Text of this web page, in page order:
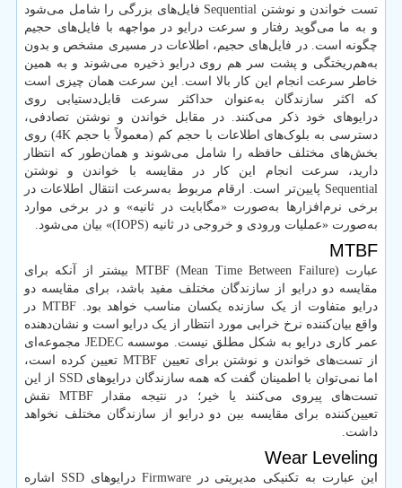
تست خواندن و نوشتن Sequential فایل‌های بزرگی را شامل می‌شود
و به ما می‌گوید رفتار و سرعت درایو در مواجهه با فایل‌های حجیم
چگونه است. در فایل‌های حجیم، اطلاعات در مسیری مشخص و بدون
به‌هم‌ریختگی و پشت سر هم روی درایو ذخیره می‌شوند و به همین
خاطر سرعت انجام این کار بالا است. این سرعت همان چیزی است
که اکثر سازندگان به‌عنوان حداکثر سرعت قابل‌دستیابی روی
درایوهای خود ذکر می‌کنند. در مقابل خواندن و نوشتن تصادفی،
دسترسی به بلوک‌های اطلاعات با حجم کم (معمولاً با حجم 4K) روی
بخش‌های مختلف حافظه را شامل می‌شوند و همان‌طور که انتظار
دارید، سرعت انجام این کار در مقایسه با خواندن و نوشتن
Sequential پایین‌تر است. ارقام مربوط به‌سرعت انتقال اطلاعات در
برخی نرم‌افزارها به‌صورت «مگابایت در ثانیه» و در برخی موارد
به‌صورت «عملیات ورودی و خروجی در ثانیه (IOPS)» بیان می‌شود.
MTBF
عبارت (MTBF (Mean Time Between Failure بیشتر از آنکه برای
مقایسه دو درایو از سازندگان مختلف مفید باشد، برای مقایسه دو
درایو متفاوت از یک سازنده یکسان مناسب خواهد بود. MTBF در
واقع بیان‌کننده نرخ خرابی مورد انتظار از یک درایو است و نشان‌دهنده
عمر کاری درایو به شکل مطلق نیست. موسسه JEDEC مجموعه‌ای
از تست‌های خواندن و نوشتن برای تعیین MTBF تعیین کرده است،
اما نمی‌توان با اطمینان گفت که همه سازندگان درایو‌های SSD از این
تست‌های پیروی می‌کنند یا خیر؛ در نتیجه مقدار MTBF نقش
تعیین‌کننده برای مقایسه بین دو درایو از سازندگان مختلف نخواهد
داشت.
Wear Leveling
این عبارت به تکنیکی مدیریتی در Firmware درایوهای SSD اشاره